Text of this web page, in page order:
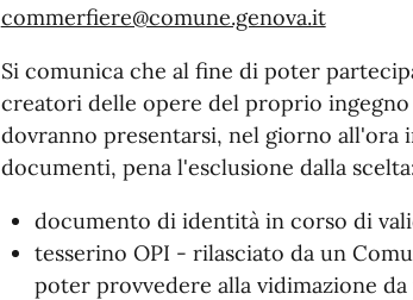
commerfiere@comune.genova.it
Si comunica che al fine di poter
creatori delle opere del proprio
dovranno presentarsi, nel giorno all'ora
documenti, pena l'esclusione dalla
documento di identità in corso di
tesserino OPI - rilasciato da un
poter provvedere alla vidimazione